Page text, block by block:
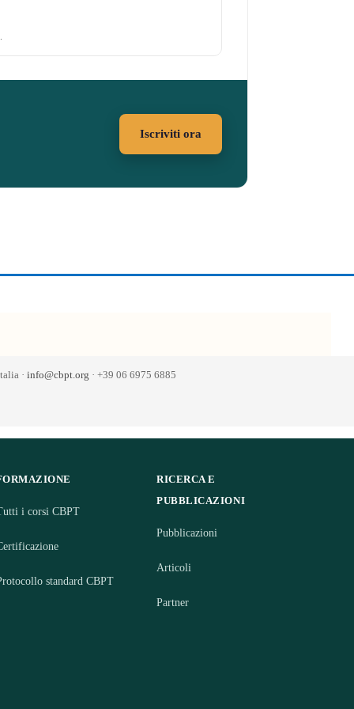
Iscriviti ora
· info@cbpt.org · +39 06 6975 6885
i corsi CBPT
standard CBPT
RICERCA E
PUBBLICAZIONI
Pubblicazioni
Articoli
Partner